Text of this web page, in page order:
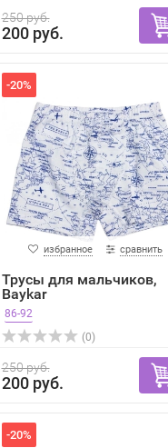
250 руб.
200 руб.
-20%
избранное сравнить
Трусы для мальчиков,
Baykar
86-92
(0)
250 руб.
200 руб.
-20%